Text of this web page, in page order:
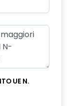
UE N.